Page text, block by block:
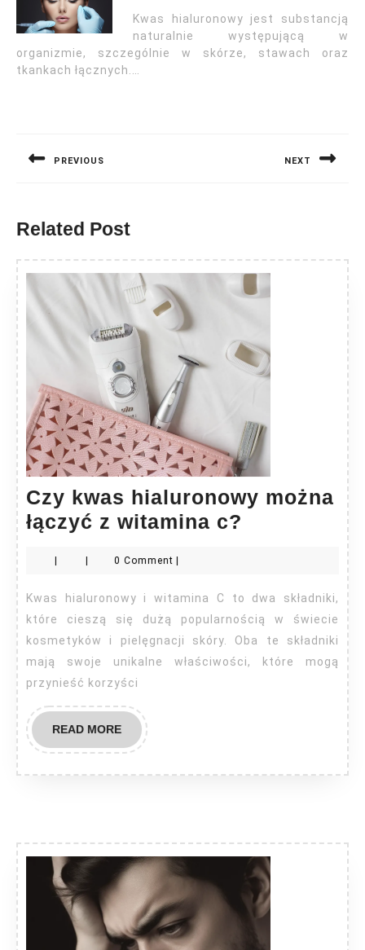
Kwas hialuronowy jest substancją
naturalnie występującą w
organizmie, szczególnie w skórze, stawach oraz
tkankach łącznych.…
PREVIOUS NEXT
Related Post
Czy kwas hialuronowy można
łączyć z witamina c?
można
łączyć
z
witamina
0 Comment
Kwas hialuronowy i witamina C to dwa składniki,
które cieszą się dużą popularnością w świecie
kosmetyków i pielęgnacji skóry. Oba te składniki
mają swoje unikalne właściwości, które mogą
przynieść korzyści
READ MOREREAD
MORE